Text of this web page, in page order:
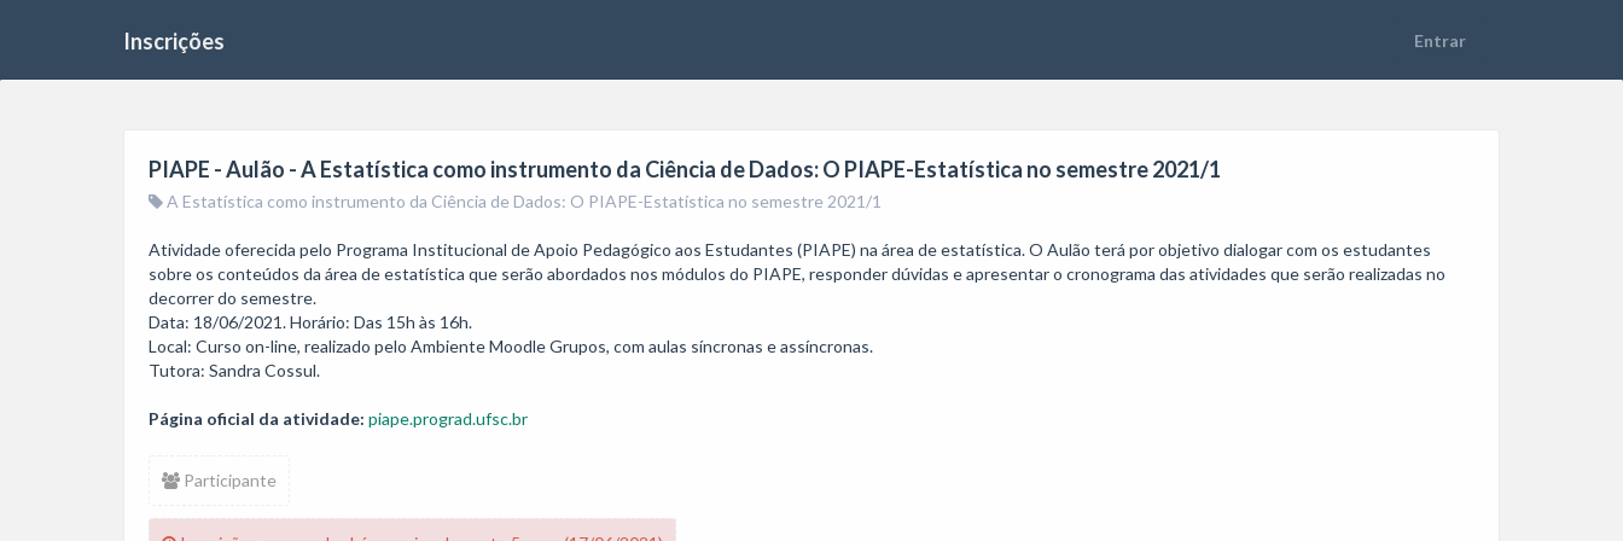
Inscrições
PIAPE - Aulão - A Estatística como instrumento da Ciência de Dados: O PIAPE-Estatística no semestre 2021/1
A Estatística como instrumento da Ciência de Dados: O PIAPE-Estatística no semestre 2021/1
Atividade oferecida pelo Programa Institucional de Apoio Pedagógico aos Estudantes (PIAPE) na área de estatística. O Aulão terá por objetivo dialogar com os estudantes
sobre os conteúdos da área de estatística que serão abordados nos módulos do PIAPE, responder dúvidas e apresentar o cronograma das atividades que serão realizadas no
decorrer do semestre.
Data: 18/06/2021. Horário: Das 15h às 16h.
Local: Curso on-line, realizado pelo Ambiente Moodle Grupos, com aulas síncronas e assíncronas.
Tutora: Sandra Cossul.
Página oficial da atividade: piape.prograd.ufsc.br
Participante